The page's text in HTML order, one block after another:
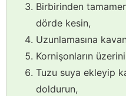
Birbirinden
dörde kesin,
Uzunlamasına
Kornişonların
Tuzu suya ekleyip
doldurun,